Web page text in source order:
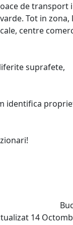
de transport
Tot in zona,
centre
suprafete,
identifica
14